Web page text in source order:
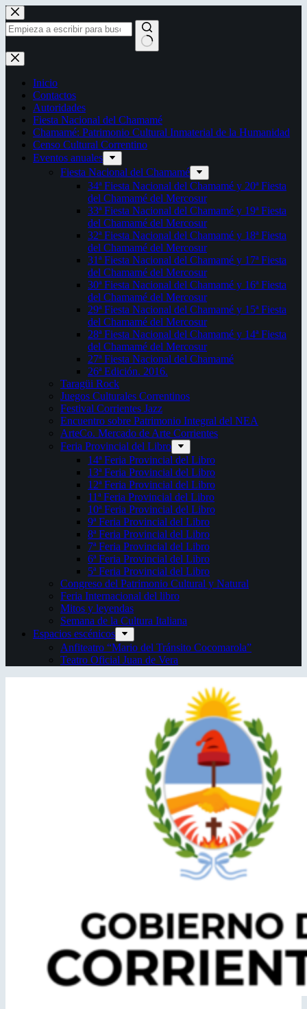
Saltar
al
contenido
Sin
resultados
Inicio
Contactos
Autoridades
Fiesta Nacional del Chamamé
Chamamé: Patrimonio Cultural Inmaterial de la Humanidad
Censo Cultural Correntino
Eventos anuales
Fiesta Nacional del Chamamé
34ª Fiesta Nacional del Chamamé y 20ª Fiesta
del Chamamé del Mercosur
33ª Fiesta Nacional del Chamamé y 19ª Fiesta
del Chamamé del Mercosur
32ª Fiesta Nacional del Chamamé y 18ª Fiesta
del Chamamé del Mercosur
31ª Fiesta Nacional del Chamamé y 17ª Fiesta
del Chamamé del Mercosur
30ª Fiesta Nacional del Chamamé y 16ª Fiesta
del Chamamé del Mercosur
29ª Fiesta Nacional del Chamamé y 15ª Fiesta
del Chamamé del Mercosur
28ª Fiesta Nacional del Chamamé y 14ª Fiesta
del Chamamé del Mercosur
27ª Fiesta Nacional del Chamamé
26ª Edición. 2016.
Taragüi Rock
Juegos Culturales Correntinos
Festival Corrientes Jazz
Encuentro sobre Patrimonio Integral del NEA
ArteCo. Mercado de Arte Corrientes
Feria Provincial del Libro
14ª Feria Provincial del Libro
13ª Feria Provincial del Libro
12ª Feria Provincial del Libro
11ª Feria Provincial del Libro
10ª Feria Provincial del Libro
9ª Feria Provincial del Libro
8ª Feria Provincial del Libro
7ª Feria Provincial del Libro
6ª Feria Provincial del Libro
5ª Feria Provincial del Libro
Congreso del Patrimonio Cultural y Natural
Feria Internacional del libro
Mitos y leyendas
Semana de la Cultura Italiana
Espacios escénicos
Anfiteatro “Mario del Tránsito Cocomarola”
Teatro Oficial Juan de Vera